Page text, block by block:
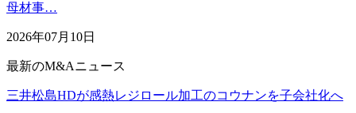
母材事…
2026年07月10日
最新のM&Aニュース
三井松島HDが感熱レジロール加工のコウナンを子会社化へ